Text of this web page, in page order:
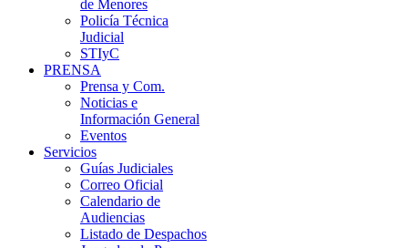
de Menores
Policía Técnica
Judicial
STIyC
PRENSA
Prensa y Com.
Noticias e
Información General
Eventos
Servicios
Guías Judiciales
Correo Oficial
Calendario de
Audiencias
Listado de Despachos